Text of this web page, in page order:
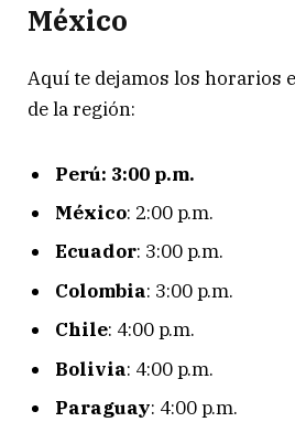
México
Aquí te dejamos los horarios
de la región:
Perú: 3:00 p.m.
México: 2:00 p.m.
Ecuador: 3:00 p.m.
Colombia: 3:00 p.m.
Chile: 4:00 p.m.
Bolivia: 4:00 p.m.
Paraguay: 4:00 p.m.